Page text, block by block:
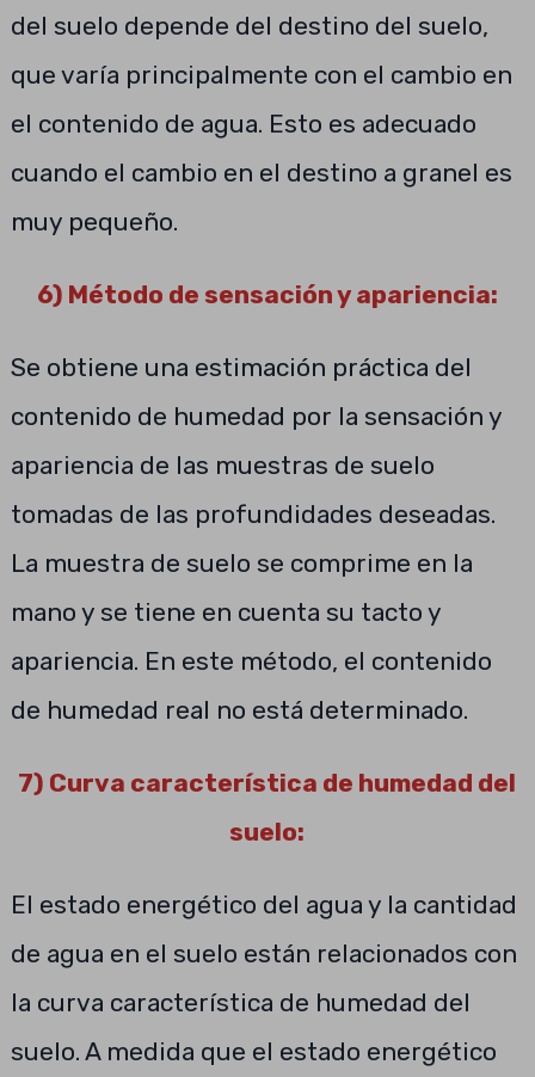
del suelo depende del destino del suelo,
que varía principalmente con el cambio en
el contenido de agua. Esto es adecuado
cuando el cambio en el destino a granel es
muy pequeño.
6) Método de sensación y apariencia:
Se obtiene una estimación práctica del
contenido de humedad por la sensación y
apariencia de las muestras de suelo
tomadas de las profundidades deseadas.
La muestra de suelo se comprime en la
mano y se tiene en cuenta su tacto y
apariencia. En este método, el contenido
de humedad real no está determinado.
7) Curva característica de humedad del
suelo:
El estado energético del agua y la cantidad
de agua en el suelo están relacionados con
la curva característica de humedad del
suelo. A medida que el estado energético